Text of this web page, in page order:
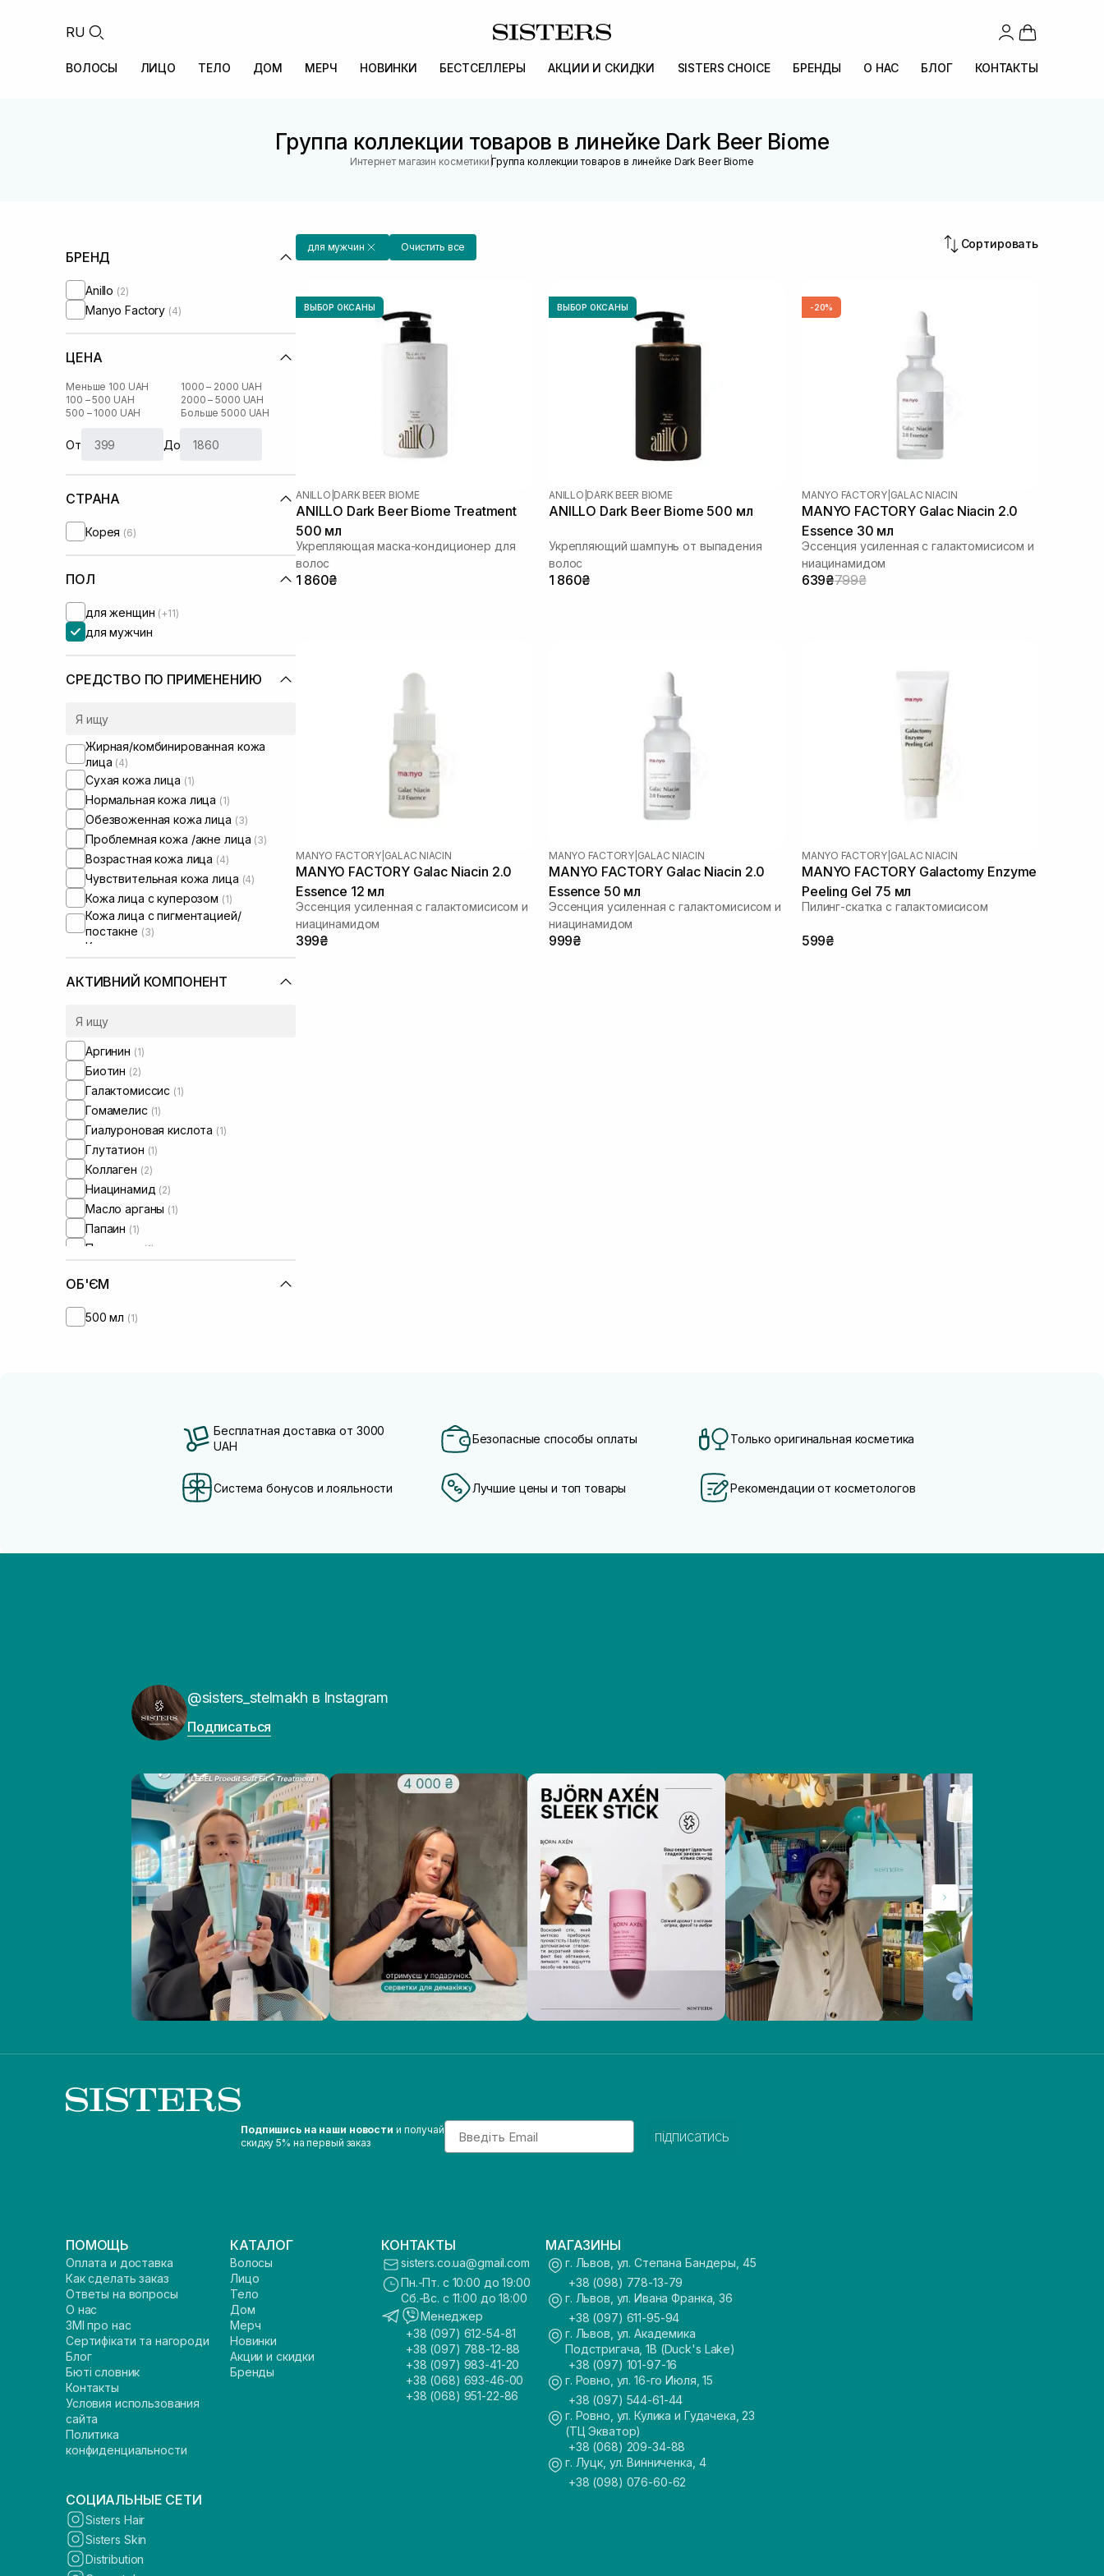
RU
ВОЛОСЫ ЛИЦО ТЕЛО ДОМ МЕРЧ НОВИНКИ БЕСТСЕЛЛЕРЫ АКЦИИ И СКИДКИ SISTERS CHOICE БРЕНДЫ О НАС БЛОГ КОНТАКТЫ
Группа коллекции товаров в линейке Dark Beer Biome
Интернет магазин косметики |Группа коллекции товаров в линейке Dark Beer Biome
БРЕНД
Anillo (2)
Manyo Factory (4)
ЦЕНА
Меньше 100 UAH
100 – 500 UAH
500 – 1000 UAH
1000 – 2000 UAH
2000 – 5000 UAH
Больше 5000 UAH
От До
СТРАНА
Корея (6)
ПОЛ
для женщин (+11)
для мужчин
СРЕДСТВО ПО ПРИМЕНЕНИЮ
Жирная/комбинированная кожа
лица (4)
Сухая кожа лица (1)
Нормальная кожа лица (1)
Обезвоженная кожа лица (3)
Проблемная кожа /акне лица (3)
Возрастная кожа лица (4)
Чувствительная кожа лица (4)
Кожа лица с куперозом (1)
Кожа лица с пигментацией/
постакне (3)
Кожа лица с расширенными порами
Кожа лица с нарушенным
От выпадения и для стимуляции
роста волос
Тонкие волосы
АКТИВНИЙ КОМПОНЕНТ
Аргинин (1)
Биотин (2)
Галактомиссис (1)
Гомамелис (1)
Гиалуроновая кислота (1)
Глутатион (1)
Коллаген (2)
Ниацинамид (2)
Масло арганы (1)
Папаин (1)
Пантенол (1)
Протеины
ОБ'ЄМ
500 мл (1)
для мужчин Очистить все Сортировать
ВЫБОР ОКСАНЫ
ANILLO DARK BEER BIOME
ANILLO Dark Beer Biome Treatment
500 мл
Укрепляющая маска-кондиционер для
волос
1 860₴
ВЫБОР ОКСАНЫ
ANILLO DARK BEER BIOME
ANILLO Dark Beer Biome 500 мл
Укрепляющий шампунь от выпадения
волос
1 860₴
-20%
MANYO FACTORY| GALAC NIACIN
MANYO FACTORY Galac Niacin 2.0
Essence 30 мл
Эссенция усиленная с галактомисисом и
ниацинамидом
639₴799₴
MANYO FACTORY| GALAC NIACIN
MANYO FACTORY Galac Niacin 2.0
Essence 12 мл
Эссенция усиленная с галактомисисом и
ниацинамидом
399₴
MANYO FACTORY| GALAC NIACIN
MANYO FACTORY Galac Niacin 2.0
Essence 50 мл
Эссенция усиленная с галактомисисом и
ниацинамидом
999₴
MANYO FACTORY| GALAC NIACIN
MANYO FACTORY Galactomy Enzyme
Peeling Gel 75 мл
Пилинг-скатка с галактомисисом
599₴
Бесплатная доставка от 3000
UAH
Безопасные способы оплаты Только оригинальная косметика
Система бонусов и лояльности Лучшие цены и топ товары Рекомендации от косметологов
@sisters_stelmakh в Instagram
Подписаться
Подпишись на наши новости и получай
скидку 5% на первый заказ
Email
підписатись
ПОМОЩЬ
Оплата и доставка
Как сделать заказ
Ответы на вопросы
О нас
ЗМІ про нас
Сертифікати та нагороди
Блог
Бюті словник
Контакты
Условия использования
сайта
Политика
конфиденциальности
КАТАЛОГ
Волосы
Лицо
Тело
Дом
Мерч
Новинки
Акции и скидки
Бренды
КОНТАКТЫ
sisters.co.ua@gmail.com
Пн.-Пт. с 10:00 до 19:00
Сб.-Вс. с 11:00 до 18:00
Менеджер
+38 (097) 612-54-81
+38 (097) 788-12-88
+38 (097) 983-41-20
+38 (068) 693-46-00
+38 (068) 951-22-86
МАГАЗИНЫ
г. Львов, ул. Степана Бандеры, 45
+38 (098) 778-13-79
г. Львов, ул. Ивана Франка, 36
+38 (097) 611-95-94
г. Львов, ул. Академика
Подстригача, 1В (Duck's Lake)
+38 (097) 101-97-16
г. Ровно, ул. 16-го Июля, 15
+38 (097) 544-61-44
г. Ровно, ул. Кулика и Гудачека, 23
(ТЦ Экватор)
+38 (068) 209-34-88
г. Луцк, ул. Винниченка, 4
+38 (098) 076-60-62
СОЦИАЛЬНЫЕ СЕТИ
Sisters Hair
Sisters Skin
Distribution